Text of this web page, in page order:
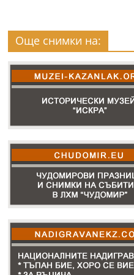
Още снимки на: